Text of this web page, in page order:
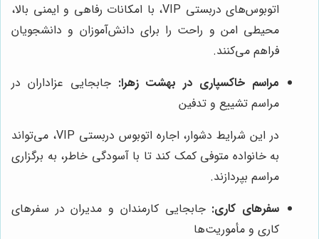
اتوبوس‌های دربستی VIP، با امکانات رفاهی و ایمنی بالا،
محیطی امن و راحت را برای دانش‌آموزان و دانشجویان
فراهم می‌کنند.
مراسم خاکسپاری در بهشت زهرا: جابجایی عزاداران در
مراسم تشییع و تدفین
در این شرایط دشوار، اجاره اتوبوس دربستی VIP، می‌تواند
به خانواده متوفی کمک کند تا با آسودگی خاطر، به برگزاری
مراسم بپردازند.
سفرهای کاری: جابجایی کارمندان و مدیران در سفرهای
کاری و مأموریت‌ها